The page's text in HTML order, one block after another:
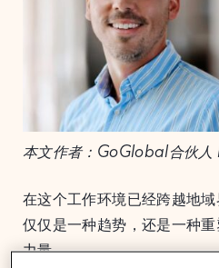
本文作者：GoGlobal合伙
在这个工作环境已经跨越地
仅仅是一种趋势，还是一种
力量。